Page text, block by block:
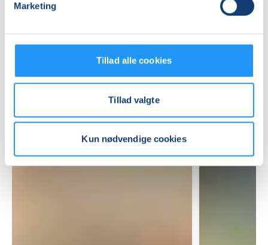
Marketing
Tillad alle cookies
Tillad valgte
Kun nødvendige cookies
Mødegange
Relaterede hold